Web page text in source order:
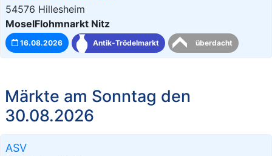
54576 Hillesheim
MoselFlohmnarkt Nitz
16.08.2026 Antik-Trödelmarkt überdacht
Märkte am Sonntag den
30.08.2026
ASV